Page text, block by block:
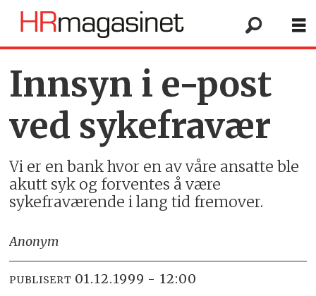
Innsyn i e-post
ved sykefravær
Vi er en bank hvor en av våre ansatte ble
akutt syk og forventes å være
sykefraværende i lang tid fremover.
Anonym
PUBLISERT 01.12.1999 - 12:00